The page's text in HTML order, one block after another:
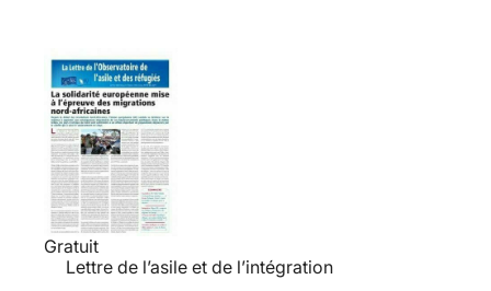
Gratuit
Lettre de l’asile et de l’intégration